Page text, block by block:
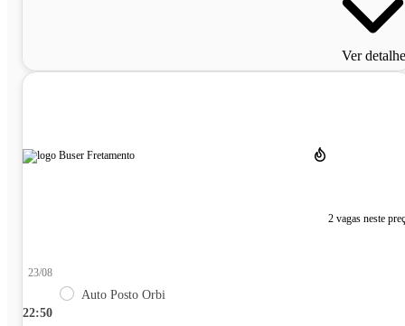
Ver
2 vagas neste
22:50
23/08
Auto Posto Orbi